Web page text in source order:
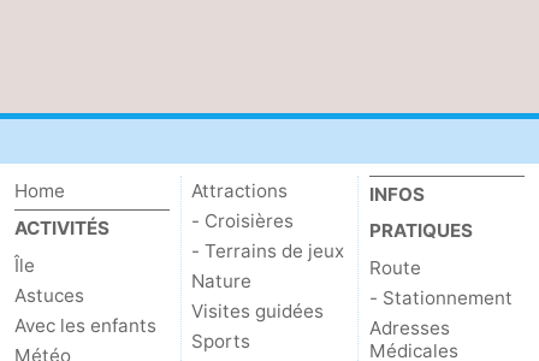
Home
ACTIVITÉS
Île
Astuces
Avec les enfants
Météo
Attractions
- Croisières
- Terrains de jeux
Nature
Visites guidées
Sports
INFOS
PRATIQUES
Route
- Stationnement
Adresses
Médicales